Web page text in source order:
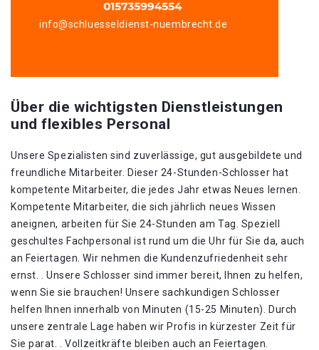
info@schluesseldienst-nuembrecht.de
Über die wichtigsten Dienstleistungen
und flexibles Personal
Unsere Spezialisten sind zuverlässige, gut ausgebildete und
freundliche Mitarbeiter. Dieser 24-Stunden-Schlosser hat
kompetente Mitarbeiter, die jedes Jahr etwas Neues lernen.
Kompetente Mitarbeiter, die sich jährlich neues Wissen
aneignen, arbeiten für Sie 24-Stunden am Tag. Speziell
geschultes Fachpersonal ist rund um die Uhr für Sie da, auch
an Feiertagen. Wir nehmen die Kundenzufriedenheit sehr
ernst. . Unsere Schlosser sind immer bereit, Ihnen zu helfen,
wenn Sie sie brauchen! Unsere sachkundigen Schlosser
helfen Ihnen innerhalb von Minuten (15-25 Minuten). Durch
unsere zentrale Lage haben wir Profis in kürzester Zeit für
Sie parat. . Vollzeitkräfte bleiben auch an Feiertagen.